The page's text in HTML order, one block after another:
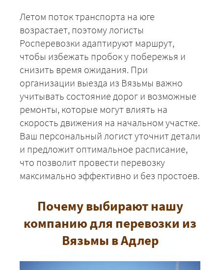
Летом поток транспорта на юге
возрастает, поэтому логисты
Росперевозки адаптируют маршрут,
чтобы избежать пробок у побережья и
снизить время ожидания. При
организации выезда из Вязьмы важно
учитывать состояние дорог и возможные
ремонты, которые могут влиять на
скорость движения на начальном участке.
Ваш персональный логист уточнит детали
и предложит оптимальное расписание,
что позволит провести перевозку
максимально эффективно и без простоев.
Почему выбирают нашу
компанию для перевозки из
Вязьмы в Адлер
ЗАКАЗАТЬ